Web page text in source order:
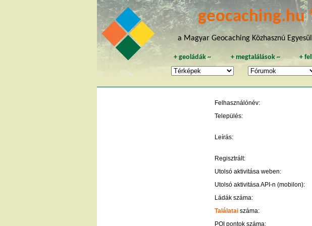
geocaching.hu
a Magyar Geocaching Közhasznú
+geoládák~ + megtalálások~ +
Felhasználónév:
Település:
Leírás:
Regisztrált:
Utolsó aktivitása weben:
Utolsó aktivitása API-n (mobilon):
Ládák száma:
Találatai száma:
POI pontok száma: